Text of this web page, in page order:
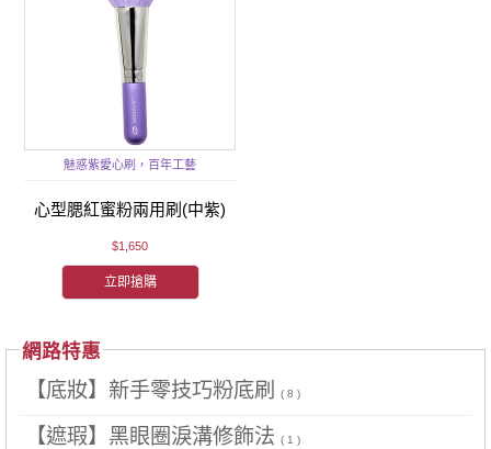
魅惑紫愛心刷，百年工藝
心型腮紅蜜粉兩用刷(中紫)
$1,650
立即搶購
網路特惠
【底妝】新手零技巧粉底刷 ( 8 )
【遮瑕】黑眼圈淚溝修飾法 ( 1 )